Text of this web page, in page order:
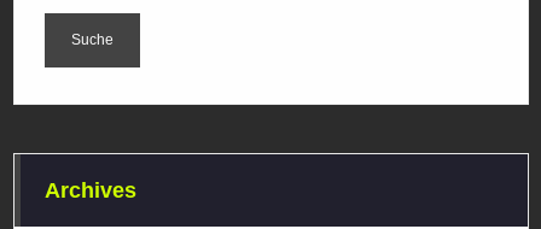
Archives